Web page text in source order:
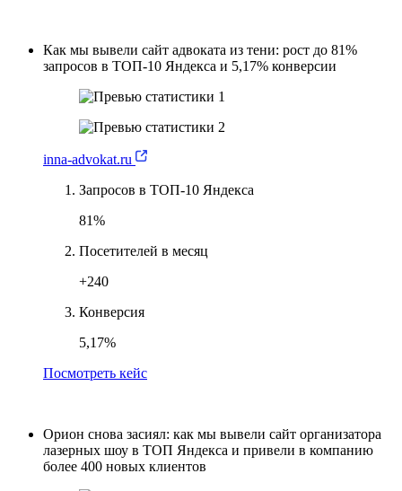
Как мы вывели сайт адвоката из тени: рост до 81%
запросов в ТОП-10 Яндекса и 5,17% конверсии
inna-advokat.ru
Запросов в ТОП-10 Яндекса
81%
Посетителей в месяц
+240
Конверсия
5,17%
Посмотреть кейс
Орион снова засиял: как мы вывели сайт организатора
лазерных шоу в ТОП Яндекса и привели в компанию
более 400 новых клиентов